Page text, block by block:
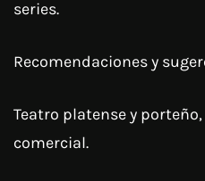
series.
Recomendaciones y
Teatro platense y
comercial.